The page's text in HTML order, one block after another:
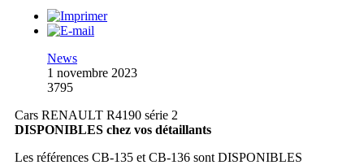
News
1 novembre 2023
3795
Cars RENAULT R4190 série 2
DISPONIBLES chez vos détaillants
Les références CB-135 et CB-136 sont DISPONIBLES